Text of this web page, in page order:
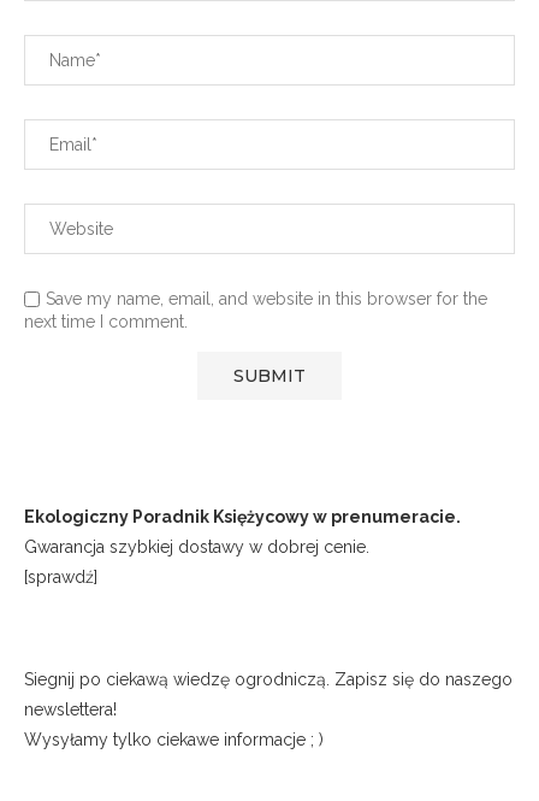
Save my name, email, and website in this browser for the
next time I comment.
Ekologiczny Poradnik Księżycowy w prenumeracie.
Gwarancja szybkiej dostawy w dobrej cenie.
[sprawdź]
Siegnij po ciekawą wiedzę ogrodniczą. Zapisz się do naszego
newslettera!
Wysyłamy tylko ciekawe informacje ; )